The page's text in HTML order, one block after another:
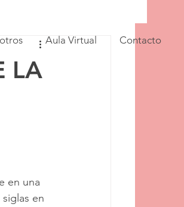
Aula Virtual Contacto
LA
en una
en